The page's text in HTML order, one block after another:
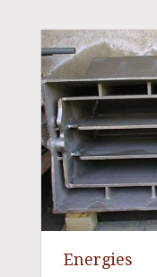
Energies